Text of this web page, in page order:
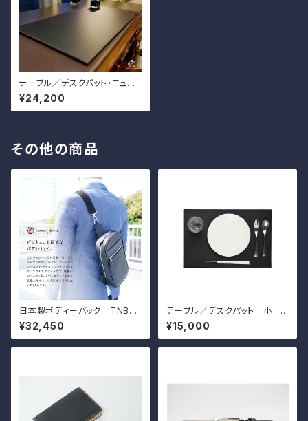
テーブル／デスクパット・ニュー
バージョン 大 TNB-020
¥24,200
その他の商品
日本製ボディーバック TNB－
021 色：ブラック
¥32,450
テーブル／デスクパット 小 T
NB-012
¥15,000